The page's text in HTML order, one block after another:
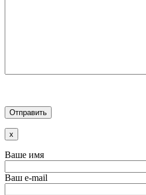
x
Ваше имя
Ваш e-mail